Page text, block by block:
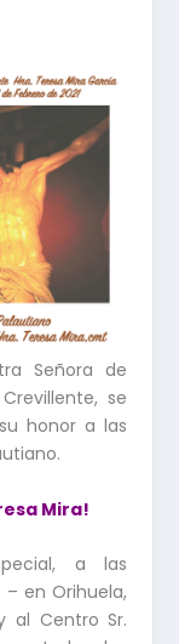
Señora de
se
honor a las
Mira!
a las
en Orihuela,
al Centro Sr.